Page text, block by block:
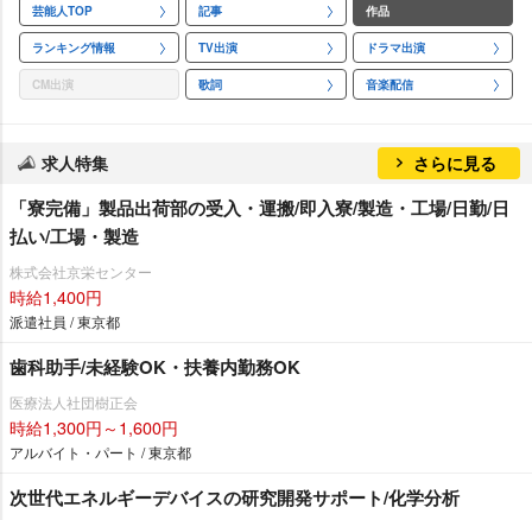
芸能人TOP 記事 作品
ランキング情報 TV出演 ドラマ出演
CM出演 歌詞 音楽配信
求人特集 さらに見る
「寮完備」製品出荷部の受入・運搬/即入寮/製造・工場/日勤/日
払い/工場・製造
株式会社京栄センター
時給1,400円
派遣社員 / 東京都
歯科助手/未経験OK・扶養内勤務OK
医療法人社団樹正会
時給1,300円～1,600円
アルバイト・パート / 東京都
次世代エネルギーデバイスの研究開発サポート/化学分析